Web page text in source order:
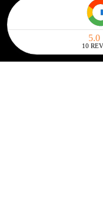
Dès que de
seront publiés,
ici.